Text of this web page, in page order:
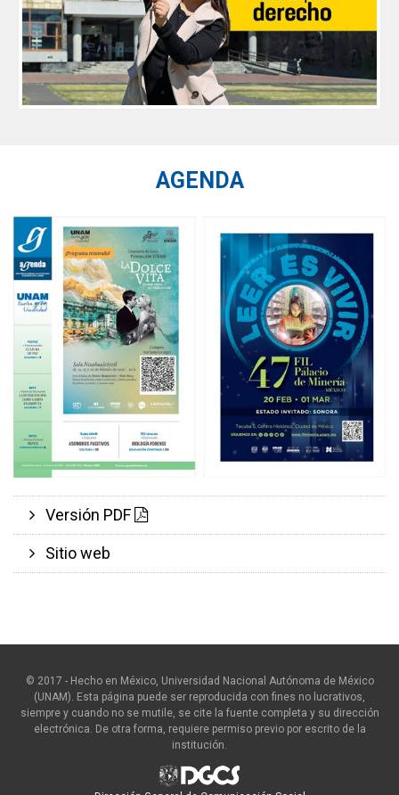
AGENDA
Versión PDF
Sitio web
© 2017 - Hecho en México, Universidad Nacional Autónoma de México
(UNAM). Esta página puede ser reproducida con fines no lucrativos,
siempre y cuando no se mutile, se cite la fuente completa y su dirección
electrónica. De otra forma, requiere permiso previo por escrito de la
institución.